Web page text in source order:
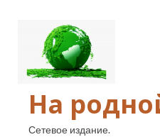
На
Сетевое издание.